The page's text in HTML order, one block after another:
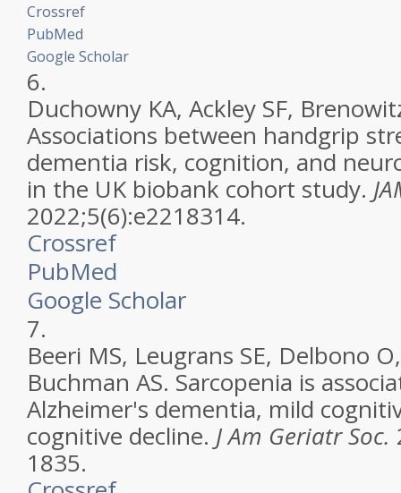
Crossref
PubMed
Google Scholar
6.
Duchowny KA, Ackley SF,
Associations between handgrip
dementia risk, cognition, and
in the UK biobank cohort study.
2022;5(6):e2218314.
Crossref
PubMed
Google Scholar
7.
Beeri MS, Leugrans SE, Delbono
Buchman AS. Sarcopenia is
Alzheimer's dementia, mild
cognitive decline. J Am Geriatr Soc.
1835.